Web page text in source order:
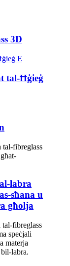
3D
tal-Ħġieġ
labra
sħana u
għolja
fibreglass
speċjali
materja
labra.